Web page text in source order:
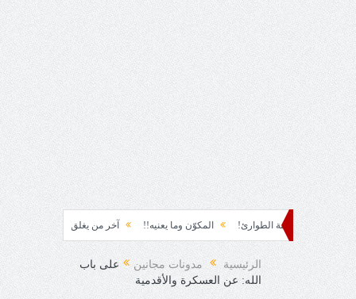
ابتسامة الطوارئ! المكوّن وما يعنيه!! آخر من يغلق عينيه! عباس
الرئيسية مدونات مجانين
على باب
الله: عن العسكرة والأقدمية